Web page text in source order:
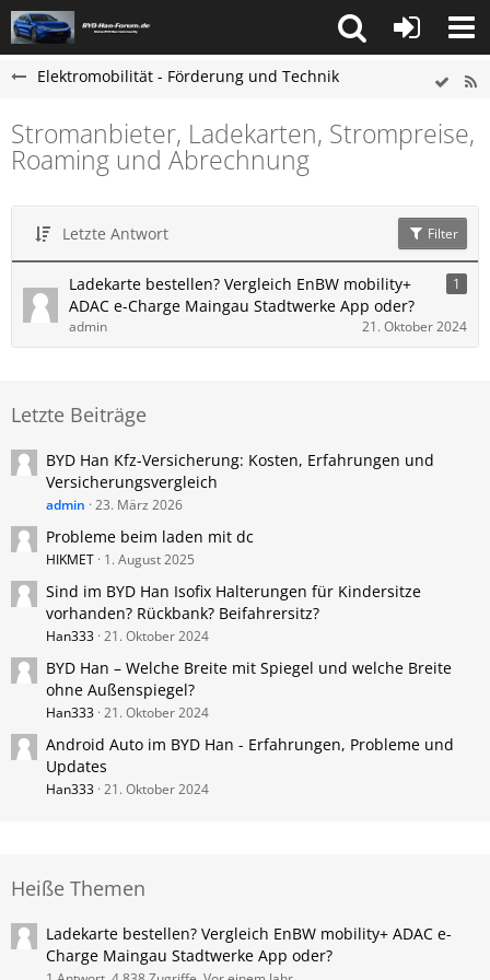
Elektromobilität - Förderung und Technik
Stromanbieter, Ladekarten, Strompreise,
Roaming und Abrechnung
Letzte Antwort Filter
Ladekarte bestellen? Vergleich EnBW mobility+
ADAC e-Charge Maingau Stadtwerke App oder?
1
admin 21. Oktober 2024
Letzte Beiträge
BYD Han Kfz-Versicherung: Kosten, Erfahrungen und
Versicherungsvergleich
admin 23. März 2026
Probleme beim laden mit dc
HIKMET 1. August 2025
Sind im BYD Han Isofix Halterungen für Kindersitze
vorhanden? Rückbank? Beifahrersitz?
Han333 21. Oktober 2024
BYD Han – Welche Breite mit Spiegel und welche Breite
ohne Außenspiegel?
Han333 21. Oktober 2024
Android Auto im BYD Han - Erfahrungen, Probleme und
Updates
Han333 21. Oktober 2024
Heiße Themen
Ladekarte bestellen? Vergleich EnBW mobility+ ADAC e-
Charge Maingau Stadtwerke App oder?